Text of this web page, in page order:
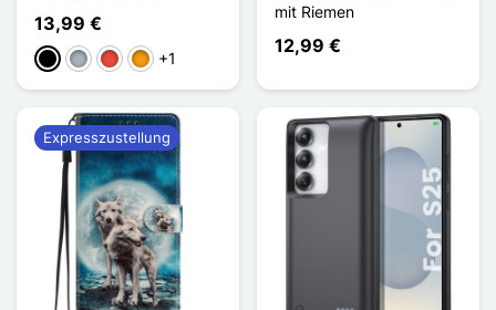
13,99 €
Schwarz
GrauRot Orange
+1
mit Riemen
12,99 €
Expresszustellung